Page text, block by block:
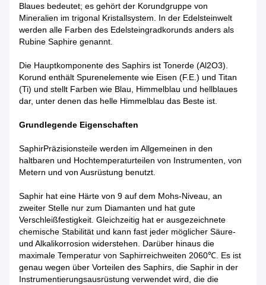
Blaues bedeutet; es gehört der Korundgruppe von
Mineralien im trigonal Kristallsystem. In der Edelsteinwelt
werden alle Farben des Edelsteingradkorunds anders als
Rubine Saphire genannt.
Die Hauptkomponente des Saphirs ist Tonerde (Al2O3).
Korund enthält Spurenelemente wie Eisen (F.E.) und Titan
(Ti) und stellt Farben wie Blau, Himmelblau und hellblaues
dar, unter denen das helle Himmelblau das Beste ist.
Grundlegende Eigenschaften
SaphirPräzisionsteile werden im Allgemeinen in den
haltbaren und Hochtemperaturteilen von Instrumenten, von
Metern und von Ausrüstung benutzt.
Saphir hat eine Härte von 9 auf dem Mohs-Niveau, an
zweiter Stelle nur zum Diamanten und hat gute
Verschleißfestigkeit. Gleichzeitig hat er ausgezeichnete
chemische Stabilität und kann fast jeder möglicher Säure-
und Alkalikorrosion widerstehen. Darüber hinaus die
maximale Temperatur von Saphirreichweiten 2060℃. Es ist
genau wegen über Vorteilen des Saphirs, die Saphir in der
Instrumentierungsausrüstung verwendet wird, die die